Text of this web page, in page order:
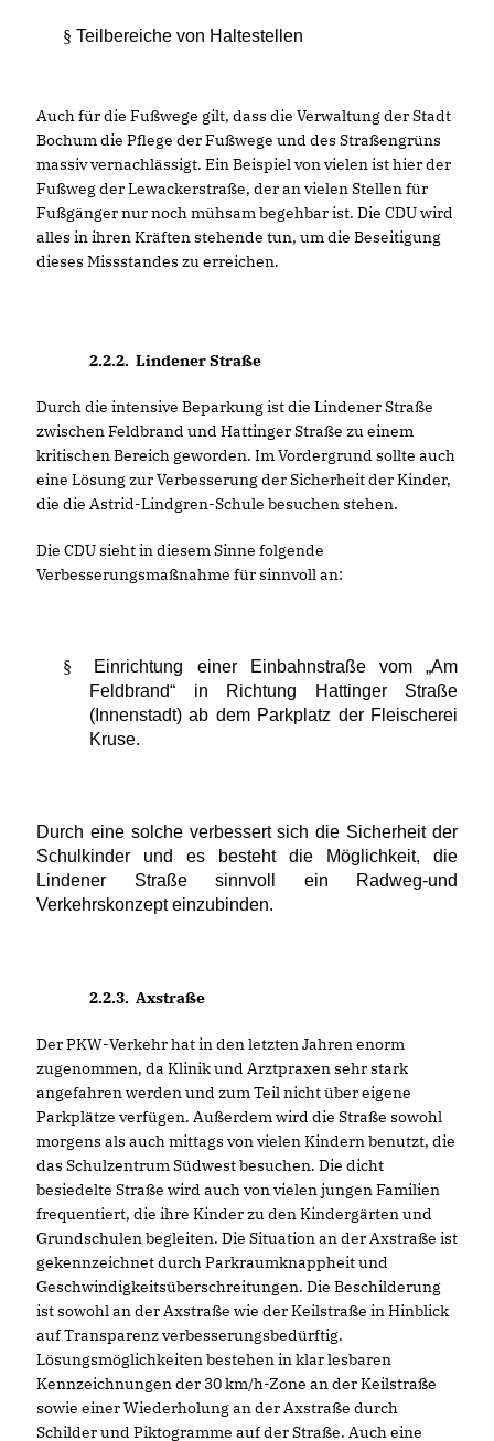
§ Teilbereiche von Haltestellen
Auch für die Fußwege gilt, dass die Verwaltung der Stadt
Bochum die Pflege der Fußwege und des Straßengrüns
massiv vernachlässigt. Ein Beispiel von vielen ist hier der
Fußweg der Lewackerstraße, der an vielen Stellen für
Fußgänger nur noch mühsam begehbar ist. Die CDU wird
alles in ihren Kräften stehende tun, um die Beseitigung
dieses Missstandes zu erreichen.
2.2.2. Lindener Straße
Durch die intensive Beparkung ist die Lindener Straße
zwischen Feldbrand und Hattinger Straße zu einem
kritischen Bereich geworden. Im Vordergrund sollte auch
eine Lösung zur Verbesserung der Sicherheit der Kinder,
die die Astrid-Lindgren-Schule besuchen stehen.
Die CDU sieht in diesem Sinne folgende
Verbesserungsmaßnahme für sinnvoll an:
§
Einrichtung einer Einbahnstraße vom „Am
Feldbrand“ in Richtung Hattinger Straße
(Innenstadt) ab dem Parkplatz der Fleischerei
Kruse.
Durch eine solche verbessert sich die Sicherheit der
Schulkinder und es besteht die Möglichkeit, die
Lindener Straße sinnvoll ein Radweg-und
Verkehrskonzept einzubinden.
2.2.3. Axstraße
Der PKW-Verkehr hat in den letzten Jahren enorm
zugenommen, da Klinik und Arztpraxen sehr stark
angefahren werden und zum Teil nicht über eigene
Parkplätze verfügen. Außerdem wird die Straße sowohl
morgens als auch mittags von vielen Kindern benutzt, die
das Schulzentrum Südwest besuchen. Die dicht
besiedelte Straße wird auch von vielen jungen Familien
frequentiert, die ihre Kinder zu den Kindergärten und
Grundschulen begleiten. Die Situation an der Axstraße ist
gekennzeichnet durch Parkraumknappheit und
Geschwindigkeitsüberschreitungen. Die Beschilderung
ist sowohl an der Axstraße wie der Keilstraße in Hinblick
auf Transparenz verbesserungsbedürftig.
Lösungsmöglichkeiten bestehen in klar lesbaren
Kennzeichnungen der 30 km/h-Zone an der Keilstraße
sowie einer Wiederholung an der Axstraße durch
Schilder und Piktogramme auf der Straße. Auch eine